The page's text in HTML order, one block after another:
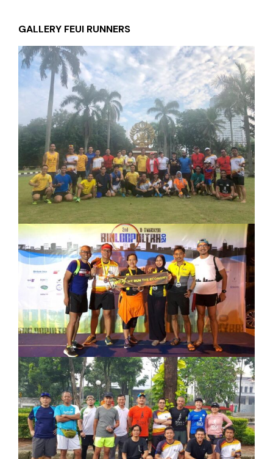
GALLERY FEUI RUNNERS